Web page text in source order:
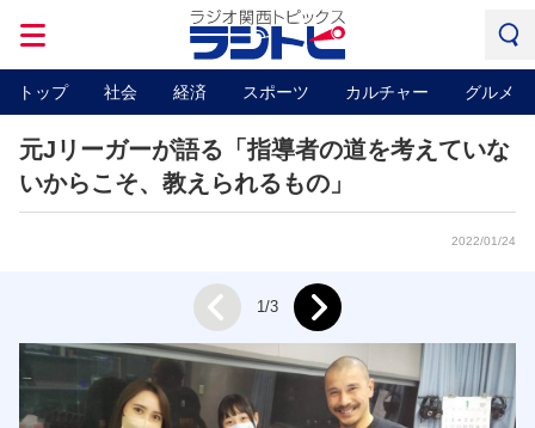
トップ 社会 経済 スポーツ カルチャー グルメ
元Jリーガーが語る「指導者の道を考えていな
いからこそ、教えられるもの」
2022/01/24
Prev 1/3 Next